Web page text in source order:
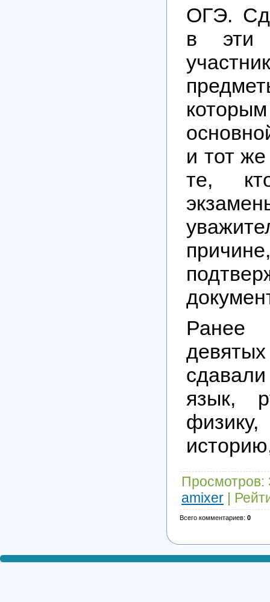
ОГЭ.
в эти
и тот
те,
причине,
Ранее
язык,
Просмотров:
amixer |
Всего комментариев: 0